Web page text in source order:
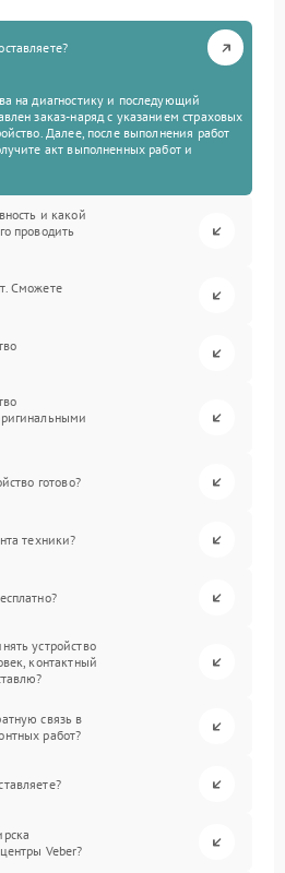
на диагностику и последующий
заказ-наряд с указанием страховых
Далее, после выполнения работ
акт выполненных работ и
и какой
проводить
Сможете
готово?
техники?
устройство
контактный
связь в
работ?
Veber?